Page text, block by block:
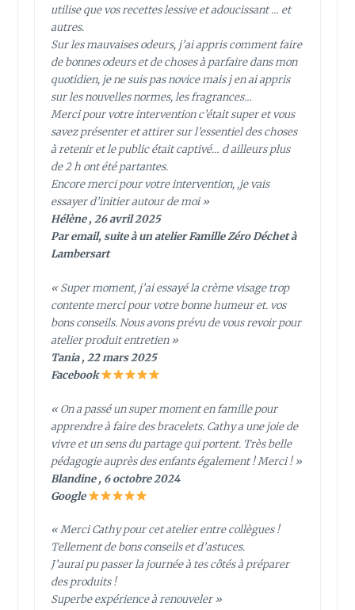
utilise que vos recettes lessive et adoucissant … et
autres.
Sur les mauvaises odeurs, j’ai appris comment faire
de bonnes odeurs et de choses à parfaire dans mon
quotidien, je ne suis pas novice mais j en ai appris
sur les nouvelles normes, les fragrances…
Merci pour votre intervention c’était super et vous
savez présenter et attirer sur l’essentiel des choses
à retenir et le public était captivé… d ailleurs plus
de 2 h ont été partantes.
Encore merci pour votre intervention, ,je vais
essayer d’initier autour de moi »
Hélène , 26 avril 2025
Par email, suite à un atelier Famille Zéro Déchet à
Lambersart
« Super moment, j’ai essayé la crème visage trop
contente merci pour votre bonne humeur et. vos
bons conseils. Nous avons prévu de vous revoir pour
atelier produit entretien »
Tania , 22 mars 2025
Facebook
« On a passé un super moment en famille pour
apprendre à faire des bracelets. Cathy a une joie de
vivre et un sens du partage qui portent. Très belle
pédagogie auprès des enfants également ! Merci ! »
Blandine , 6 octobre 2024
Google
« Merci Cathy pour cet atelier entre collègues !
Tellement de bons conseils et d’astuces.
J’aurai pu passer la journée à tes côtés à préparer
des produits !
Superbe expérience à renouveler »